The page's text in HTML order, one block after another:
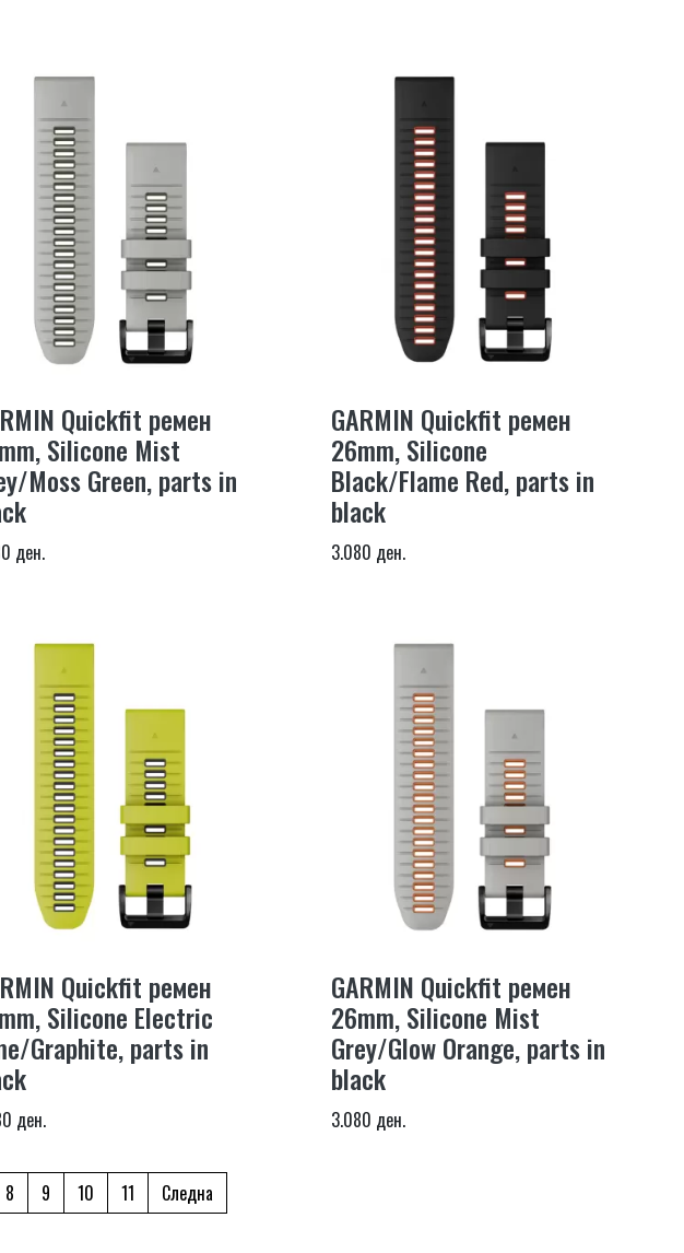
Quickfit ремен
Silicone Mist
Moss Green, parts in
ден.
GARMIN Quickfit ремен
26mm, Silicone
Black/Flame Red, parts in
black
3.080 ден.
Quickfit ремен
Silicone Electric
Graphite, parts in
ден.
GARMIN Quickfit ремен
26mm, Silicone Mist
Grey/Glow Orange, parts in
black
3.080 ден.
8 9 10 11 Следна